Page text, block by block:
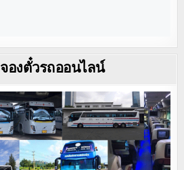
จองตั๋วรถออนไลน์